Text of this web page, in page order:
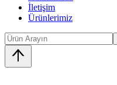
İletişim
Ürünlerimiz